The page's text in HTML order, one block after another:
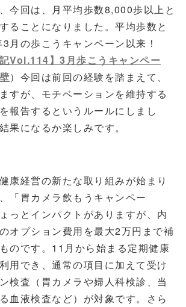
今回は、月平均歩数8,000歩以上と
ることになりました。平均歩数と
3月の歩こうキャンペーン以来！
記Vol.114】3月歩こうキャンペー
）今回は前回の経験を踏まえて、
すが、モチベーションを維持する
報告するというルールにしまし
果になるか楽しみです。
康経営の新たな取り組みが始まり
「胃カメラ飲もうキャンペー
っとインパクトがありますが、内
オプション費用を最大2万円まで補
のです。 11 月から始まる定期健康
用でき、通常の項目に加えて受け
検査（胃カメラや婦人科検診、当
血液検査など）が対象です。さら